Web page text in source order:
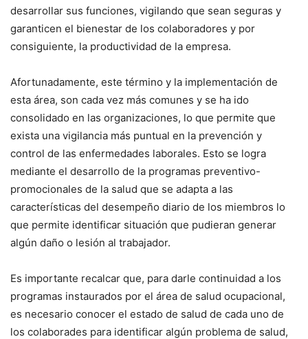
desarrollar sus funciones, vigilando que sean seguras y
garanticen el bienestar de los colaboradores y por
consiguiente, la productividad de la empresa.
Afortunadamente, este término y la implementación de
esta área, son cada vez más comunes y se ha ido
consolidado en las organizaciones, lo que permite que
exista una vigilancia más puntual en la prevención y
control de las enfermedades laborales. Esto se logra
mediante el desarrollo de la programas preventivo-
promocionales de la salud que se adapta a las
características del desempeño diario de los miembros lo
que permite identificar situación que pudieran generar
algún daño o lesión al trabajador.
Es importante recalcar que, para darle continuidad a los
programas instaurados por el área de salud ocupacional,
es necesario conocer el estado de salud de cada uno de
los colaborades para identificar algún problema de salud,